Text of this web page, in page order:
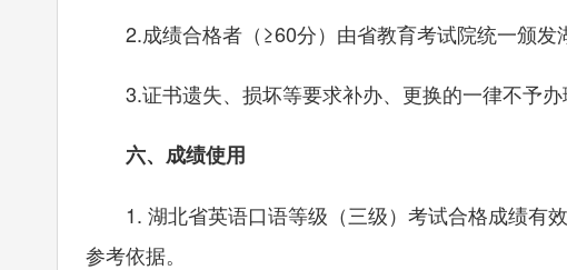
2.成绩合格者（≥60分）由省教育考试院统一颁发
3.证书遗失、损坏等要求补办、更换的一律不予办
六、成绩使用
1. 湖北省英语口语等级（三级）考试合格成绩有效
参考依据。